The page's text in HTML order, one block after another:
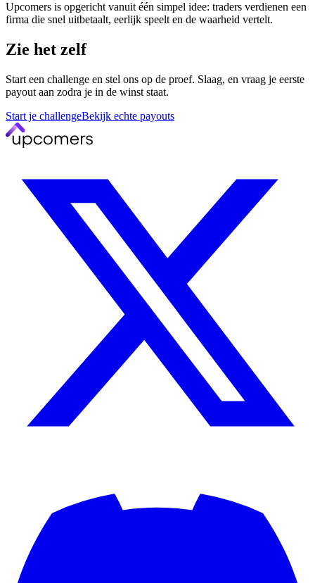
Upcomers is opgericht vanuit één simpel idee: traders verdienen een
firma die snel uitbetaalt, eerlijk speelt en de waarheid vertelt.
Zie het zelf
Start een challenge en stel ons op de proef. Slaag, en vraag je eerste
payout aan zodra je in de winst staat.
Start je challengeBekijk echte payouts